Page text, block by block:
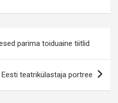
parima toiduaine tiitlid
Eesti teatrikülastaja portree